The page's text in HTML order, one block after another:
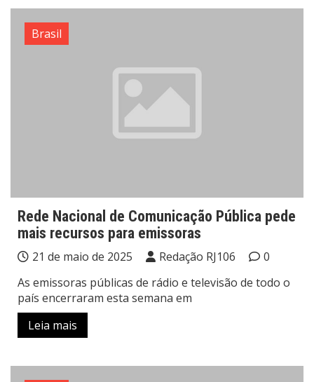
Brasil
Rede Nacional de Comunicação Pública pede
mais recursos para emissoras
21 de maio de 2025 Redação RJ106
0
As emissoras públicas de rádio e televisão de todo o
país encerraram esta semana em
Leia mais